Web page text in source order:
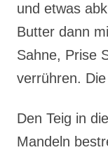
und etwas
Butter dann
Sahne, Prise
verrühren.
Den Teig in
Mandeln